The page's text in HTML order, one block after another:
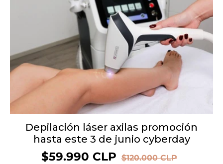
OFERTA 50%
Depilación láser axilas promoción
hasta este 3 de junio cyberday
Precio
$59.990 CLP
Precio
$120.000 CLP